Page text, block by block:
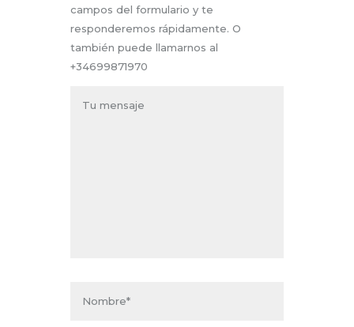
campos del formulario y te
responderemos rápidamente. O
también puede llamarnos al
+34699871970